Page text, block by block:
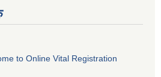
to Online Vital Registration